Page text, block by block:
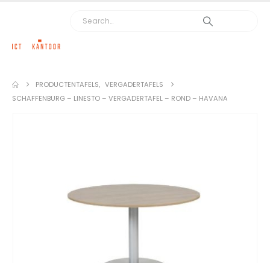
PRODUCTENTAFELS, VERGADERTAFELS
SCHAFFENBURG – LINESTO – VERGADERTAFEL – ROND – HAVANA